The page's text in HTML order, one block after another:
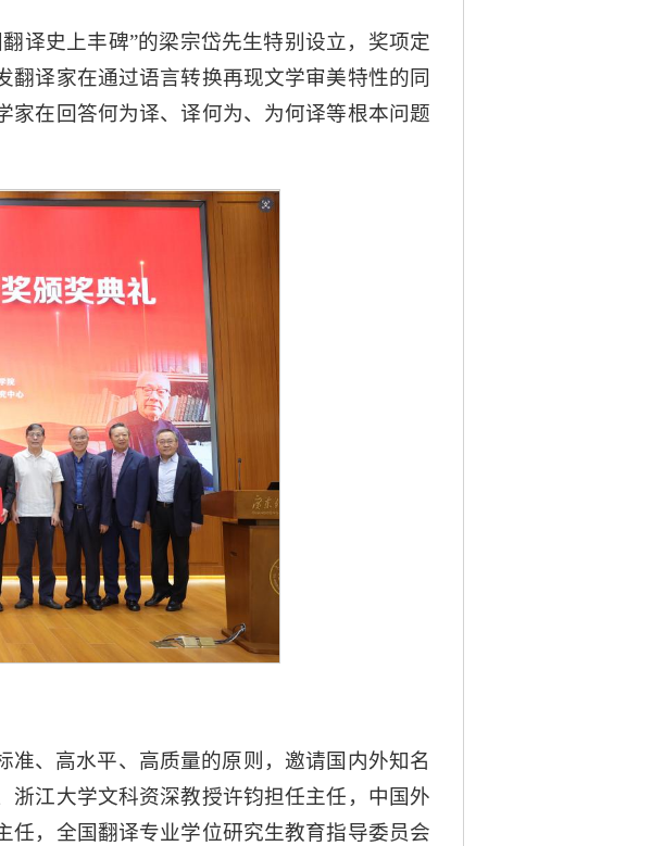
译史上丰碑”的梁宗岱先生特别设立，奖项定
译家在通过语言转换再现文学审美特性的同
家在回答何为译、译何为、为何译等根本问题
、高水平、高质量的原则，邀请国内外知名
浙江大学文科资深教授许钧担任主任，中国外
任，全国翻译专业学位研究生教育指导委员会